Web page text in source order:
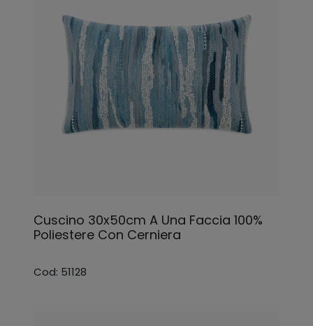
Cuscino 30x50cm A Una Faccia 100%
Poliestere Con Cerniera
Cod: 51128